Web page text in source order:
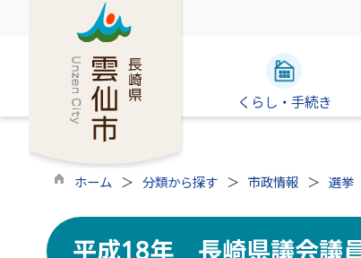
くらし・手続き
ホーム 分類から探す 市政情報 選挙
平成18年 長崎県議会議